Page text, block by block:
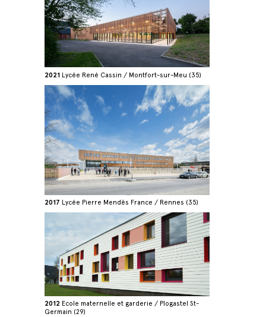
2021 Lycée René Cassin / Montfort-sur-Meu (35)
2017 Lycée Pierre Mendès France / Rennes (35)
2012 Ecole maternelle et garderie / Plogastel St-
Germain (29)